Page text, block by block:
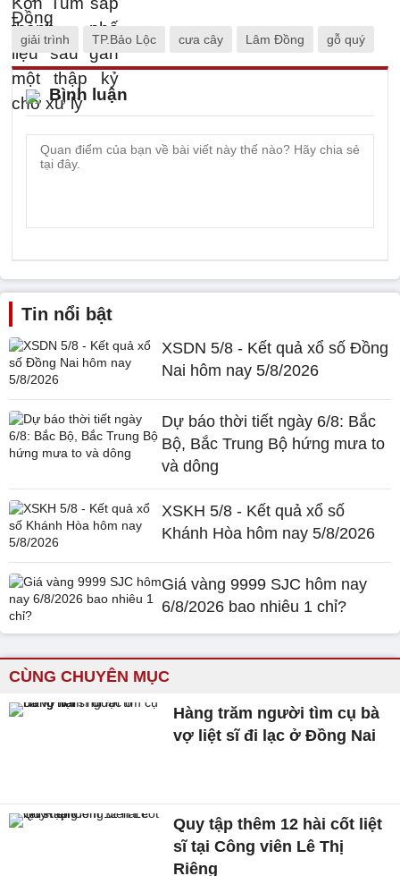
giải trình TP.Bảo Lộc cưa cây Lâm Đồng gỗ quý
Bình luận
Tin nổi bật
XSDN 5/8 - Kết quả xổ số Đồng
Nai hôm nay 5/8/2026
Dự báo thời tiết ngày 6/8: Bắc
Bộ, Bắc Trung Bộ hứng mưa to
và dông
XSKH 5/8 - Kết quả xổ số
Khánh Hòa hôm nay 5/8/2026
Giá vàng 9999 SJC hôm nay
6/8/2026 bao nhiêu 1 chỉ?
CÙNG CHUYÊN MỤC
Hàng trăm người tìm cụ bà
vợ liệt sĩ đi lạc ở Đồng Nai
Quy tập thêm 12 hài cốt liệt
sĩ tại Công viên Lê Thị
Riêng